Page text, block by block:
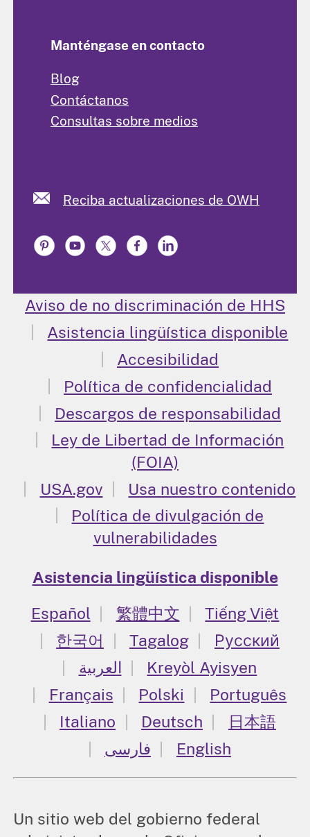
Manténgase en contacto
Blog
Contáctanos
Consultas sobre medios
Reciba actualizaciones de OWH
Aviso de no discriminación de HHS
Asistencia lingüística disponible
Accesibilidad
Política de confidencialidad
Descargos de responsabilidad
Ley de Libertad de Información
(FOIA)
USA.gov
Usa nuestro contenido
Política de divulgación de
vulnerabilidades
Asistencia lingüística disponible
Español
繁體中文
Tiếng Việt
한국어
Tagalog
Русский
العربية
Kreyòl Ayisyen
Français
Polski
Português
Italiano
Deutsch
日本語
فارسی
English
Un sitio web del gobierno federal